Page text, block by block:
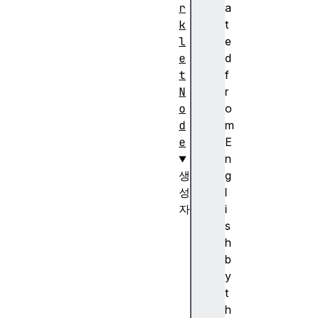
a
t
e
d
f
r
o
m
E
n
g
l
i
s
h
b
y
t
h
r
k
l
e
t
N
o
d
e
생
성
자